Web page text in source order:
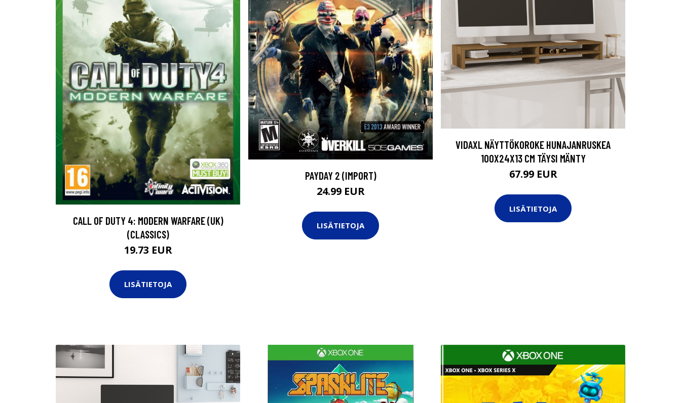
CALL OF DUTY 4: MODERN WARFARE (UK)
(CLASSICS)
19.73 EUR
LISÄTIETOJA
PAYDAY 2 (IMPORT)
24.99 EUR
LISÄTIETOJA
VIDAXL NÄYTTÖKOROKE HUNAJANRUSKEA
100X24X13 CM TÄYSI MÄNTY
67.99 EUR
LISÄTIETOJA